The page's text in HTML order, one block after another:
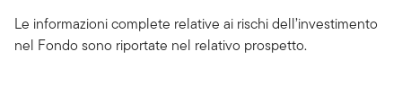
Le informazioni complete relative ai rischi dell’investimento
nel Fondo sono riportate nel relativo prospetto.